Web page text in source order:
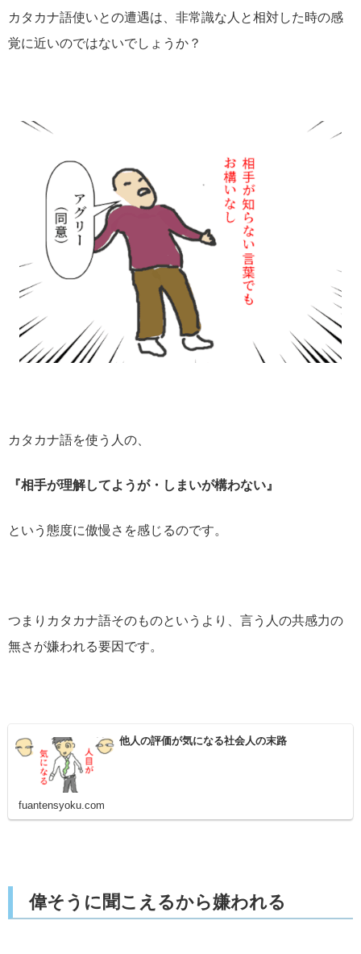
カタカナ語使いとの遭遇は、非常識な人と相対した時の感
覚に近いのではないでしょうか？
カタカナ語を使う人の、
『相手が理解してようが・しまいが構わない』
という態度に傲慢さを感じるのです。
つまりカタカナ語そのものというより、言う人の共感力の
無さが嫌われる要因です。
他人の評価が気になる社会人の末路
fuantensyoku.com
偉そうに聞こえるから嫌われる